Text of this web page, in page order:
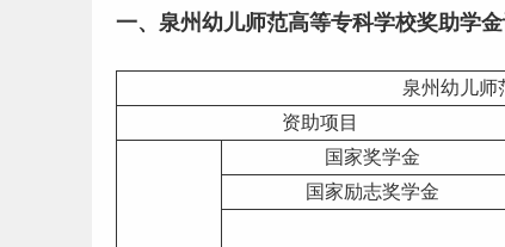
一、泉州幼儿师范高等专科学校奖助学
泉州幼儿师
资助项目
国家奖学金
国家励志奖学金